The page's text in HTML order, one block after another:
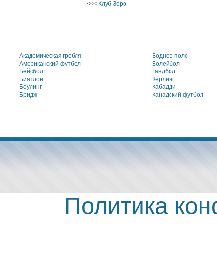
<<< Клуб Зеро
Академическая гребля
Американский футбол
Бейсбол
Биатлон
Боулинг
Бридж
Водное поло
Волейбол
Гандбол
Кёрлинг
Кабадди
Канадский футбол
Политика